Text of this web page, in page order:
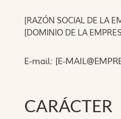
[RAZÓN SOCIAL DE LA
[DOMINIO DE LA
E-mail: [E-
CARÁCTER